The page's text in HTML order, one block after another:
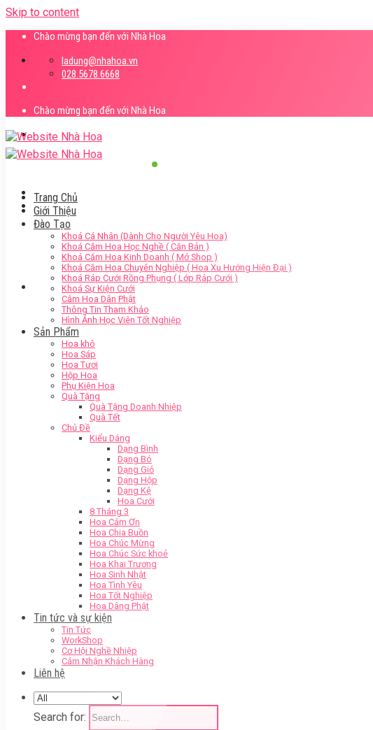
Skip to content
Chào mừng bạn đến với Nhà Hoa
ladung@nhahoa.vn
028.5678.6668
Chào mừng bạn đến với Nhà Hoa
Trang Chủ
Giới Thiệu
Đào Tạo
Khoá Cá Nhân (Dành Cho Người Yêu Hoa)
Khoá Cắm Hoa Học Nghề ( Căn Bản )
Khoá Cắm Hoa Kinh Doanh ( Mở Shop )
Khoá Cắm Hoa Chuyên Nghiệp ( Hoa Xu Hướng Hiện Đại )
Khoá Ráp Cưới Rồng Phụng ( Lớp Ráp Cưới )
Khoá Sự Kiện Cưới
Cắm Hoa Dân Phật
Thông Tin Tham Khảo
Hình Ảnh Học Viên Tốt Nghiệp
Sản Phẩm
Hoa khô
Hoa Sáp
Hoa Tươi
Hộp Hoa
Phụ Kiện Hoa
Quà Tặng
Quà Tặng Doanh Nhiệp
Quà Tết
Chủ Đề
Kiểu Dáng
Dạng Bình
Dạng Bó
Dạng Giỏ
Dạng Hộp
Dạng Kệ
Hoa Cưới
8 Tháng 3
Hoa Cảm Ơn
Hoa Chia Buồn
Hoa Chúc Mừng
Hoa Chúc Sức khoẻ
Hoa Khai Trương
Hoa Sinh Nhật
Hoa Tình Yêu
Hoa Tốt Nghiệp
Hoa Dâng Phật
Tin tức và sự kiện
Tin Tức
WorkShop
Cơ Hội Nghề Nhiệp
Cảm Nhận Khách Hàng
Liên hệ
Search for: